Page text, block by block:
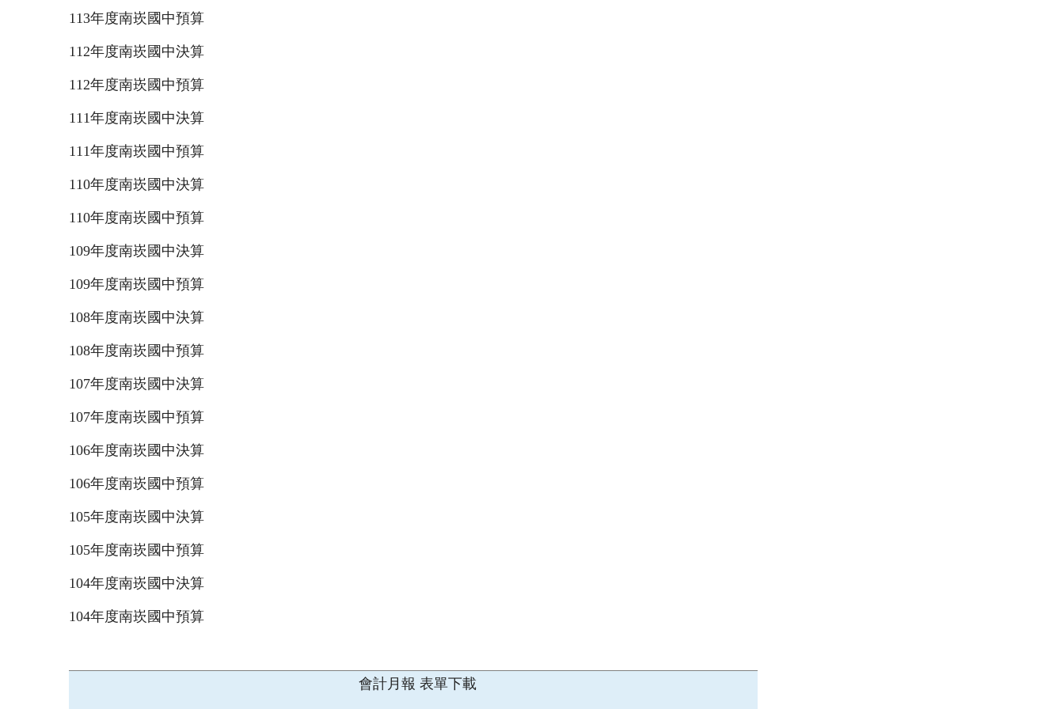
113年度南崁國中預算
112年度南崁國中決算
112年度南崁國中預算
111年度南崁國中決算
111年度南崁國中預算
110年度南崁國中決算
110年度南崁國中預算
109年度南崁國中決算
109年度南崁國中預算
108年度南崁國中決算
108年度南崁國中預算
107年度南崁國中決算
107年度南崁國中預算
106年度南崁國中決算
106年度南崁國中預算
105年度南崁國中決算
105年度南崁國中預算
104年度南崁國中決算
104年度南崁國中預算
會計月報 表單下載